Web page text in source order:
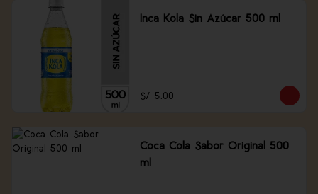
Inca Kola Sin Azúcar 500 ml
S/ 5.00
Coca Cola Sabor Original 500
ml